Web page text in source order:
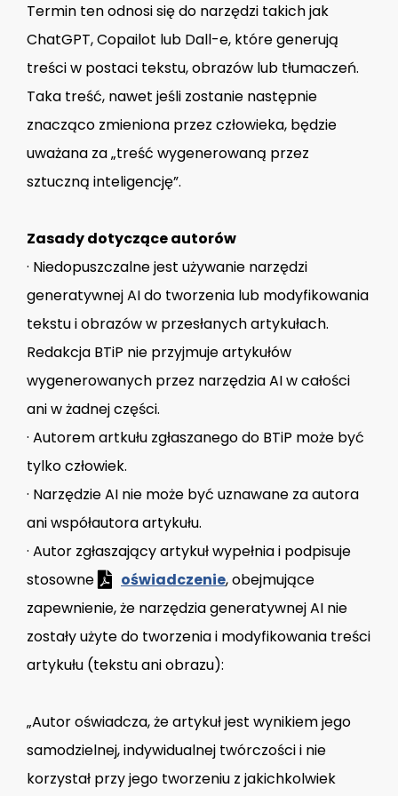
Termin ten odnosi się do narzędzi takich jak
ChatGPT, Copailot lub Dall-e, które generują
treści w postaci tekstu, obrazów lub tłumaczeń.
Taka treść, nawet jeśli zostanie następnie
znacząco zmieniona przez człowieka, będzie
uważana za „treść wygenerowaną przez
sztuczną inteligencję”.
Zasady dotyczące autorów
· Niedopuszczalne jest używanie narzędzi
generatywnej AI do tworzenia lub modyfikowania
tekstu i obrazów w przesłanych artykułach.
Redakcja BTiP nie przyjmuje artykułów
wygenerowanych przez narzędzia AI w całości
ani w żadnej części.
· Autorem artkułu zgłaszanego do BTiP może być
tylko człowiek.
· Narzędzie AI nie może być uznawane za autora
ani współautora artykułu.
· Autor zgłaszający artykuł wypełnia i podpisuje
stosowne
oświadczenie, obejmujące
zapewnienie, że narzędzia generatywnej AI nie
zostały użyte do tworzenia i modyfikowania treści
artykułu (tekstu ani obrazu):
„Autor oświadcza, że artykuł jest wynikiem jego
samodzielnej, indywidualnej twórczości i nie
korzystał przy jego tworzeniu z jakichkolwiek